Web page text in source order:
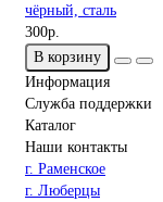
чёрный, сталь
300р.
В корзину
Информация
Служба поддержки
Каталог
Наши контакты
г. Раменское
г. Люберцы